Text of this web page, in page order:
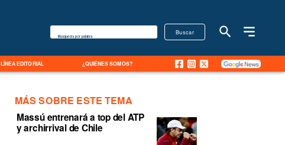
LÍNEA EDITORIAL ¿QUIÉNES SOMOS?
Buscar
Búsqueda por palabra
Massú entrenará a top del ATP
y archirrival de Chile
MÁS SOBRE ESTE TEMA